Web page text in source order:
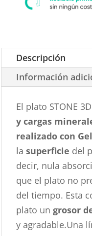
Descripción
Información
El plato STONE
y cargas
realizado con
lasuperficie del
decir, nula
que el plato no
del tiempo. Esta
plato un grosor
y agradable.Una